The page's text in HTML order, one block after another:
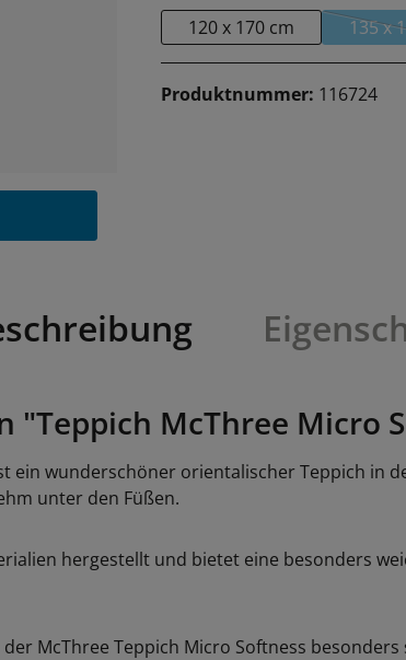
120 x 170 cm 135 x
Produktnummer: 116724
McThree Micro
ein wunderschöner orientalischer Teppich in
unter den Füßen.
hergestellt und bietet eine besonders
McThree Teppich Micro Softness